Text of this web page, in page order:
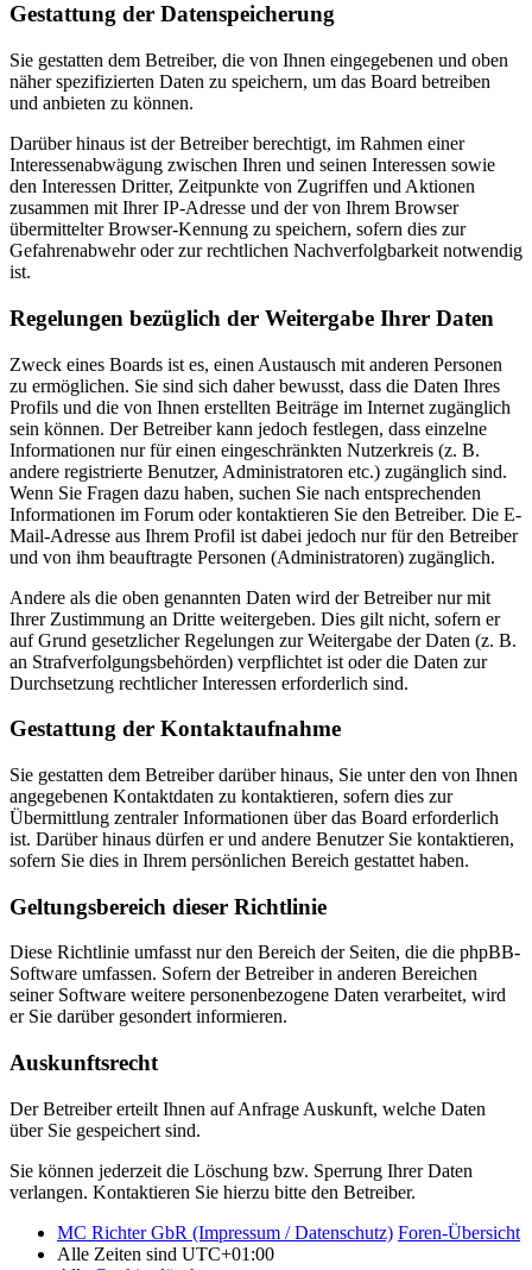
Gestattung der Datenspeicherung
Sie gestatten dem Betreiber, die von Ihnen eingegebenen und oben
näher spezifizierten Daten zu speichern, um das Board betreiben
und anbieten zu können.
Darüber hinaus ist der Betreiber berechtigt, im Rahmen einer
Interessenabwägung zwischen Ihren und seinen Interessen sowie
den Interessen Dritter, Zeitpunkte von Zugriffen und Aktionen
zusammen mit Ihrer IP-Adresse und der von Ihrem Browser
übermittelter Browser-Kennung zu speichern, sofern dies zur
Gefahrenabwehr oder zur rechtlichen Nachverfolgbarkeit notwendig
ist.
Regelungen bezüglich der Weitergabe Ihrer Daten
Zweck eines Boards ist es, einen Austausch mit anderen Personen
zu ermöglichen. Sie sind sich daher bewusst, dass die Daten Ihres
Profils und die von Ihnen erstellten Beiträge im Internet zugänglich
sein können. Der Betreiber kann jedoch festlegen, dass einzelne
Informationen nur für einen eingeschränkten Nutzerkreis (z. B.
andere registrierte Benutzer, Administratoren etc.) zugänglich sind.
Wenn Sie Fragen dazu haben, suchen Sie nach entsprechenden
Informationen im Forum oder kontaktieren Sie den Betreiber. Die E-
Mail-Adresse aus Ihrem Profil ist dabei jedoch nur für den Betreiber
und von ihm beauftragte Personen (Administratoren) zugänglich.
Andere als die oben genannten Daten wird der Betreiber nur mit
Ihrer Zustimmung an Dritte weitergeben. Dies gilt nicht, sofern er
auf Grund gesetzlicher Regelungen zur Weitergabe der Daten (z. B.
an Strafverfolgungsbehörden) verpflichtet ist oder die Daten zur
Durchsetzung rechtlicher Interessen erforderlich sind.
Gestattung der Kontaktaufnahme
Sie gestatten dem Betreiber darüber hinaus, Sie unter den von Ihnen
angegebenen Kontaktdaten zu kontaktieren, sofern dies zur
Übermittlung zentraler Informationen über das Board erforderlich
ist. Darüber hinaus dürfen er und andere Benutzer Sie kontaktieren,
sofern Sie dies in Ihrem persönlichen Bereich gestattet haben.
Geltungsbereich dieser Richtlinie
Diese Richtlinie umfasst nur den Bereich der Seiten, die die phpBB-
Software umfassen. Sofern der Betreiber in anderen Bereichen
seiner Software weitere personenbezogene Daten verarbeitet, wird
er Sie darüber gesondert informieren.
Auskunftsrecht
Der Betreiber erteilt Ihnen auf Anfrage Auskunft, welche Daten
über Sie gespeichert sind.
Sie können jederzeit die Löschung bzw. Sperrung Ihrer Daten
verlangen. Kontaktieren Sie hierzu bitte den Betreiber.
MC Richter GbR (Impressum / Datenschutz) Foren-Übersicht
Alle Zeiten sind UTC+01:00